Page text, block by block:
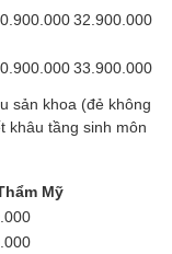
32.900.000
33.900.000
sản khoa (đẻ không
khâu tầng sinh môn
Mỹ